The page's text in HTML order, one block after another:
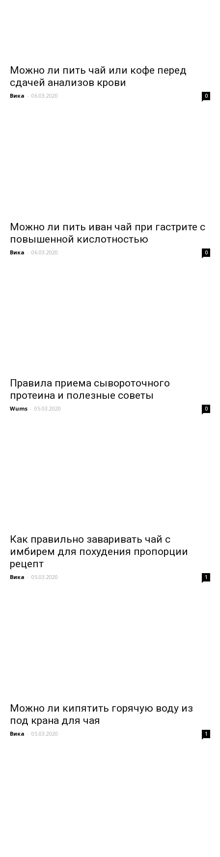
Можно ли пить чай или кофе перед
сдачей анализов крови
Вика - 06.03.2020 0
Можно ли пить иван чай при гастрите с
повышенной кислотностью
Вика - 06.03.2020 0
Правила приема сывороточного
протеина и полезные советы
Wums - 05.03.2020 0
Как правильно заваривать чай с
имбирем для похудения пропорции
рецепт
Вика - 05.03.2020 1
Можно ли кипятить горячую воду из
под крана для чая
Вика - 05.03.2020 1